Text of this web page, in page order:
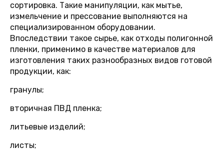
сортировка. Такие манипуляции, как мытье,
измельчение и прессование выполняются на
специализированном оборудовании.
Впоследствии такое сырье, как отходы полигонной
пленки, применимо в качестве материалов для
изготовления таких разнообразных видов готовой
продукции, как:
гранулы;
вторичная ПВД пленка;
литьевые изделий;
листы;